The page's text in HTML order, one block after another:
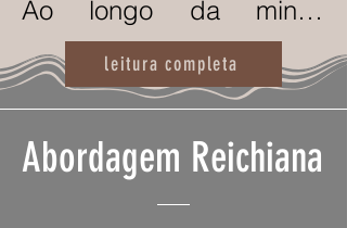
Ao longo da minha
trajetória, trabalhei em
contextos e áreas
me muitos aprendizados
e enriquecendo meu
leitura completa
Abordagem Reichiana